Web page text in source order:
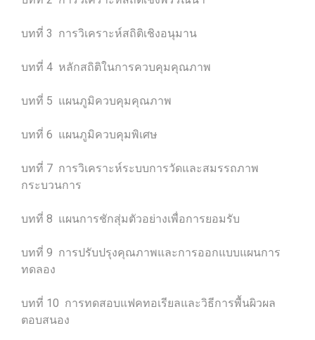
บทที่ 3 การวิเคราะห์สถิติเชิงอนุมาน
บทที่ 4 หลักสถิติในการควบคุมคุณภาพ
บทที่ 5 แผนภูมิควบคุมคุณภาพ
บทที่ 6 แผนภูมิควบคุมพิเศษ
บทที่ 7 การวิเคราะห์ระบบการวัดและสมรรถภาพ
กระบวนการ
บทที่ 8 แผนการชักสุ่มตัวอย่างเพื่อการยอมรับ
บทที่ 9 การปรับปรุงคุณภาพและการออกแบบแผนการ
ทดลอง
บทที่ 10 การทดสอบแฟคทอเรียลและวิธีการพื้นผิวผล
ตอบสนอง